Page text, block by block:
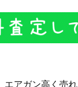
エアガン高く売